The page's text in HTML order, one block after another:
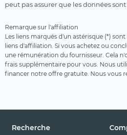
peut pas assurer que les données
Remarque sur l'affiliation
Les liens marqués d'un astérisque (*)
liens d'affiliation. Si vous achetez ou
une rémunération du fournisseur. Cela
frais supplémentaire pour vous. Nous
financer notre offre gratuite. Nous vous
Recherche